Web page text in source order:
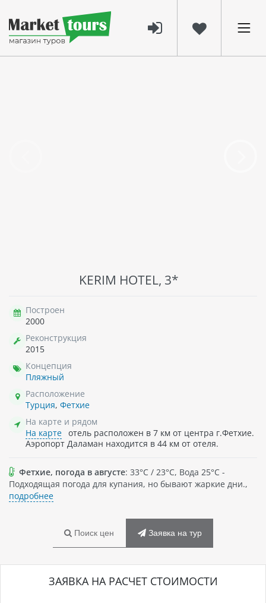
KERIM HOTEL, 3*
Построен
2000
Реконструкция
2015
Концепция
Пляжный
Расположение
Турция, Фетхие
На карте и рядом
На карте отель расположен в 7 км от центра г.Фетхие.
Аэропорт Даламан находится в 44 км от отеля.
Фетхие, погода в августе: 33°C / 23°C, Вода 25°C -
Подходящая погода для купания, но бывают жаркие дни.,
подробнее
Поиск цен Заявка на тур
ЗАЯВКА НА РАСЧЕТ СТОИМОСТИ